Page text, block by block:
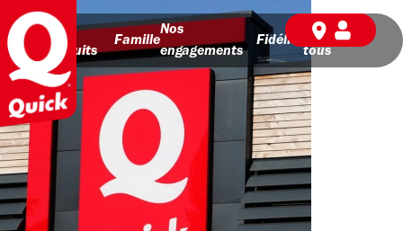
Nos
produits
Famille
Nos
engagements
Fidélité
BD pour
tous